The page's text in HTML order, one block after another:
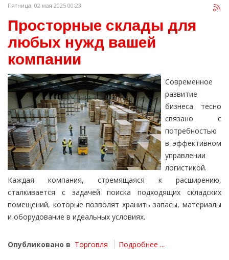
Пятница, 02 мая 2025 00:23
Просторные склады для
любых нужд вашей
компании
Современное
развитие
бизнеса тесно
связано с
потребностью
в эффективном
управлении
логистикой.
Каждая компания, стремящаяся к расширению,
сталкивается с задачей поиска подходящих складских
помещений, которые позволят хранить запасы, материалы
и оборудование в идеальных условиях.
Опубликовано в Торговля Подробнее ...